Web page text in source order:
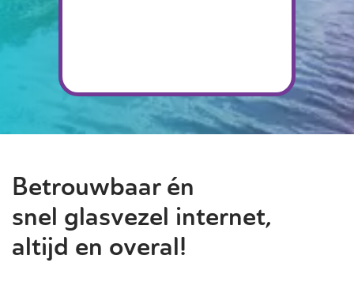
Betrouwbaar én
snel glasvezel internet,
altijd en overal!